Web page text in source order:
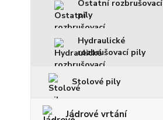
Ostatní rozbrušovací
pily
Hydraulické
rozbrušovací pily
Stolové pily
Jádrové vrtání